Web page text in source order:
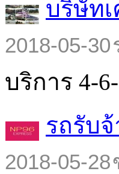
บริษัทเ
2018-05-30
บริการ 4-
รถรับจ้
2018-05-28